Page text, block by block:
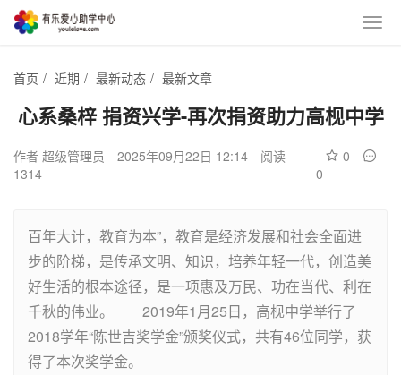
首页 / 近期 / 最新动态 / 最新文章
心系桑梓 捐资兴学-再次捐资助力高枧中学
作者 超级管理员 2025年09月22日 12:14
阅读
1314
0
0
百年大计，教育为本”，教育是经济发展和社会全面进
步的阶梯，是传承文明、知识，培养年轻一代，创造美
好生活的根本途径，是一项惠及万民、功在当代、利在
千秋的伟业。 2019年1月25日，高枧中学举行了
2018学年“陈世吉奖学金”颁奖仪式，共有46位同学，获
得了本次奖学金。